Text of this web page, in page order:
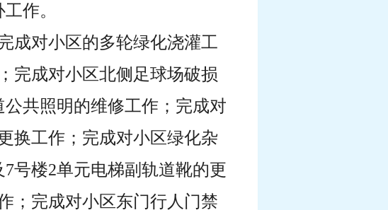
作。
成对小区的多轮绿化浇灌工
完成对小区北侧足球场破损
共照明的维修工作；完成对
换工作；完成对小区绿化杂
号楼2单元电梯副轨道靴的更
；完成对小区东门行人门禁